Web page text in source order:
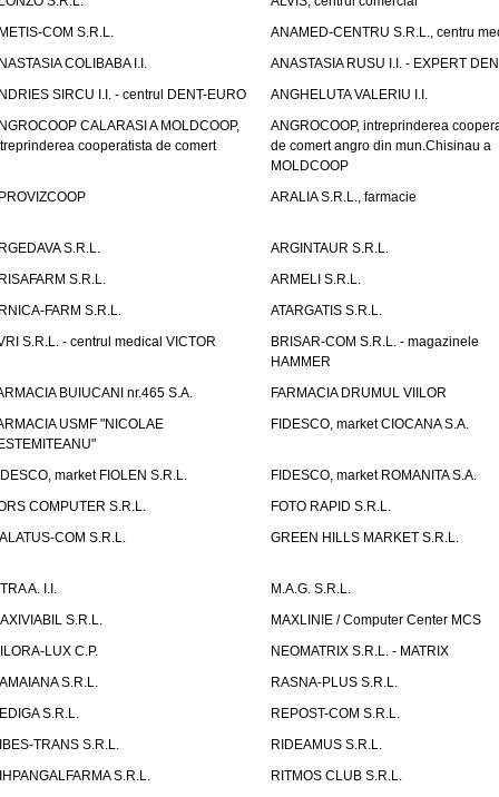
COM S.R.L.
ANAMED-CENTRU S.R.L., centru
COLIBABA I.I.
ANASTASIA RUSU I.I. - EXPERT
SIRCU I.I. - centrul DENT-EURO
ANGHELUTA VALERIU I.I.
CALARASI A MOLDCOOP,
cooperatista de comert
ANGROCOOP, intreprinderea
de comert angro din mun.Chisinau a
MOLDCOOP
ARALIA S.R.L., farmacie
S.R.L.
ARGINTAUR S.R.L.
S.R.L.
ARMELI S.R.L.
FARM S.R.L.
ATARGATIS S.R.L.
S.R.L. - centrul medical VICTOR
BRISAR-COM S.R.L. - magazinele
HAMMER
BUIUCANI nr.465 S.A.
FARMACIA DRUMUL VIILOR
USMF "NICOLAE
FIDESCO, market CIOCANA S.A.
market FIOLEN S.R.L.
FIDESCO, market ROMANITA S.A.
COMPUTER S.R.L.
FOTO RAPID S.R.L.
COM S.R.L.
GREEN HILLS MARKET S.R.L.
A. I.I.
M.A.G. S.R.L.
S.R.L.
MAXLINIE / Computer Center MCS
LUX C.P.
NEOMATRIX S.R.L. - MATRIX
S.R.L.
RASNA-PLUS S.R.L.
S.R.L.
REPOST-COM S.R.L.
TRANS S.R.L.
RIDEAMUS S.R.L.
S.R.L.
RITMOS CLUB S.R.L.